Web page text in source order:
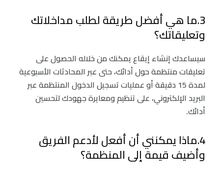
3.ما هي أفضل طريقة لطلب مداخلاتك
وتعليقاتك؟
سيساعدك إنشاء إيقاع يمكنك من خلاله الحصول على
تعليقات منتظمة حول أدائك، حتى عبر المحادثات الأسبوعية
لمدة 15 دقيقة أو عمليات تسجيل الدخول المنتظمة عبر
البريد الإلكتروني، على تنظيم ومعايرة جهودك لتحسين
أدائك.
4.ماذا يمكنني أن أفعل لأدعم الفريق
وأضيف قيمة إلى المنظمة؟